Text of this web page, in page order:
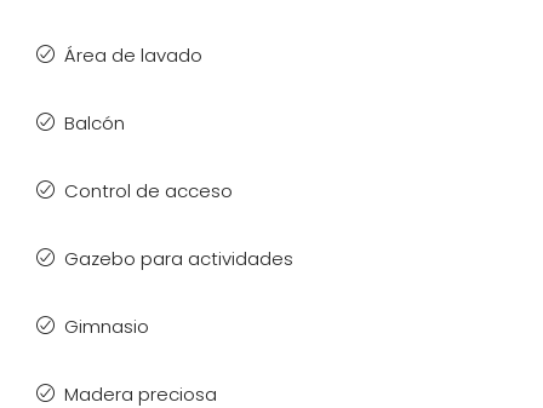
Área de lavado
Balcón
Control de acceso
Gazebo para actividades
Gimnasio
Madera preciosa